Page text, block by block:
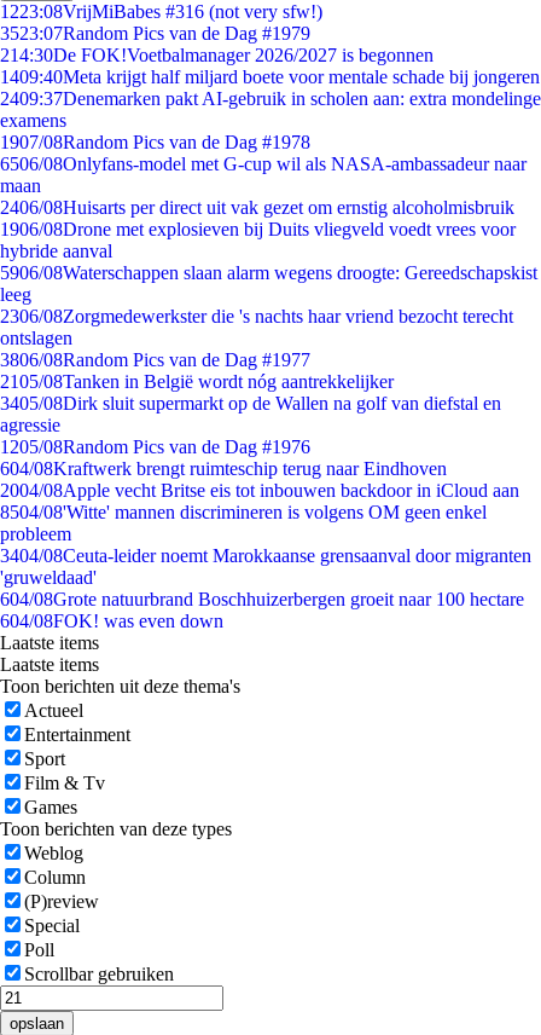
1223:08VrijMiBabes #316 (not very sfw!)
3523:07Random Pics van de Dag #1979
214:30De FOK!Voetbalmanager 2026/2027 is begonnen
1409:40Meta krijgt half miljard boete voor mentale schade bij jongeren
2409:37Denemarken pakt AI-gebruik in scholen aan: extra mondelinge
examens
1907/08Random Pics van de Dag #1978
6506/08Onlyfans-model met G-cup wil als NASA-ambassadeur naar
maan
2406/08Huisarts per direct uit vak gezet om ernstig alcoholmisbruik
1906/08Drone met explosieven bij Duits vliegveld voedt vrees voor
hybride aanval
5906/08Waterschappen slaan alarm wegens droogte: Gereedschapskist
leeg
2306/08Zorgmedewerkster die 's nachts haar vriend bezocht terecht
ontslagen
3806/08Random Pics van de Dag #1977
2105/08Tanken in België wordt nóg aantrekkelijker
3405/08Dirk sluit supermarkt op de Wallen na golf van diefstal en
agressie
1205/08Random Pics van de Dag #1976
604/08Kraftwerk brengt ruimteschip terug naar Eindhoven
2004/08Apple vecht Britse eis tot inbouwen backdoor in iCloud aan
8504/08'Witte' mannen discrimineren is volgens OM geen enkel
probleem
3404/08Ceuta-leider noemt Marokkaanse grensaanval door migranten
'gruweldaad'
604/08Grote natuurbrand Boschhuizerbergen groeit naar 100 hectare
604/08FOK! was even down
Laatste items
Laatste items
Toon berichten uit deze thema's
Actueel
Entertainment
Sport
Film & Tv
Games
Toon berichten van deze types
Weblog
Column
(P)review
Special
Poll
Scrollbar gebruiken
opslaan